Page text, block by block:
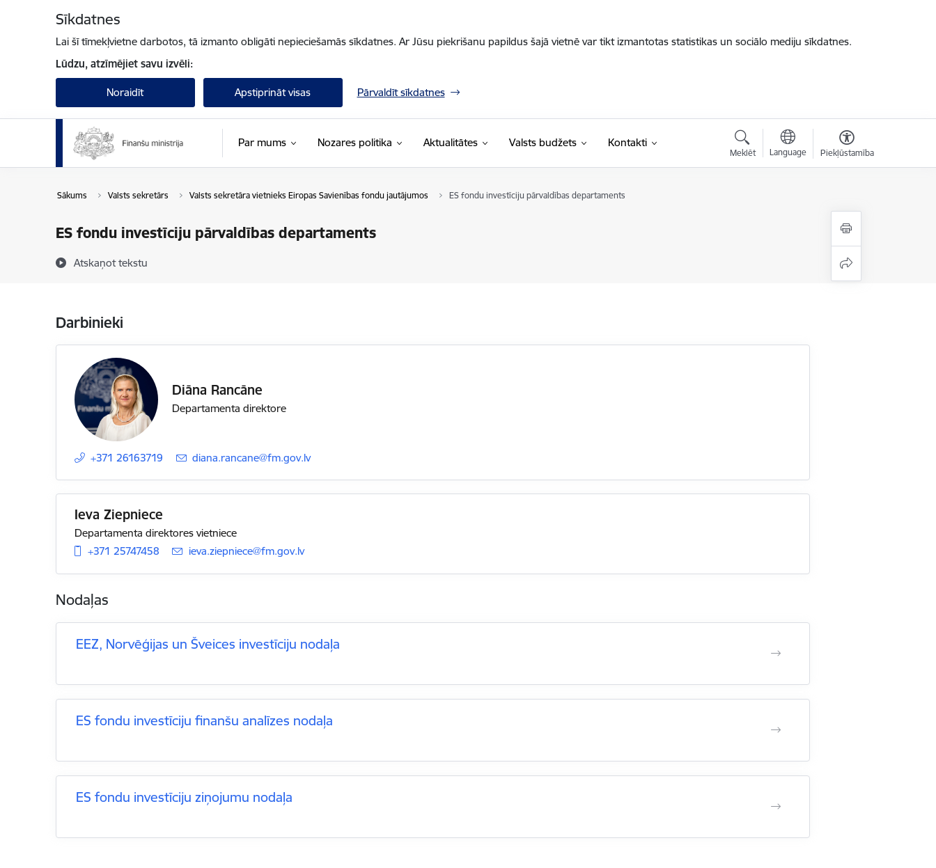
Sīkdatnes
Lai šī tīmekļvietne darbotos, tā izmanto obligāti nepieciešamās sīkdatnes. Ar Jūsu piekrišanu papildus šajā vietnē var tikt izmantotas statistikas un sociālo mediju sīkdatnes.
Lūdzu, atzīmējiet savu izvēli:
Noraidīt Apstiprināt visas Pārvaldīt sīkdatnes
Par mums Nozares politika Aktualitātes Valsts budžets Kontakti
Meklēt Language Piekļūstamība
Sākums Valsts sekretārs Valsts sekretāra vietnieks Eiropas Savienības fondu jautājumos ES fondu investīciju pārvaldības departaments
ES fondu investīciju pārvaldības departaments
Atskaņot tekstu
Darbinieki
Diāna Rancāne
Departamenta direktore
+371 26163719 E-pasts:
diana.rancane@fm.gov.lv
Ieva Ziepniece
Departamenta direktores vietniece
+371 25747458
E-pasts:
ieva.ziepniece@fm.gov.lv
Nodaļas
EEZ, Norvēģijas un Šveices investīciju nodaļa
ES fondu investīciju finanšu analīzes nodaļa
ES fondu investīciju ziņojumu nodaļa